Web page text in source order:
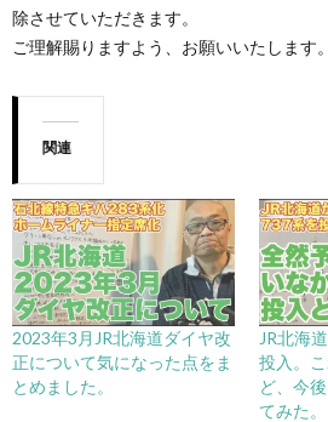
除させていただきます。
ご理解賜りますよう、お願いいたします。
関連
2023年3月JR北海道ダイヤ改
正について気になった点をま
とめました。
JR北海
投入。
ど、今
てみた。